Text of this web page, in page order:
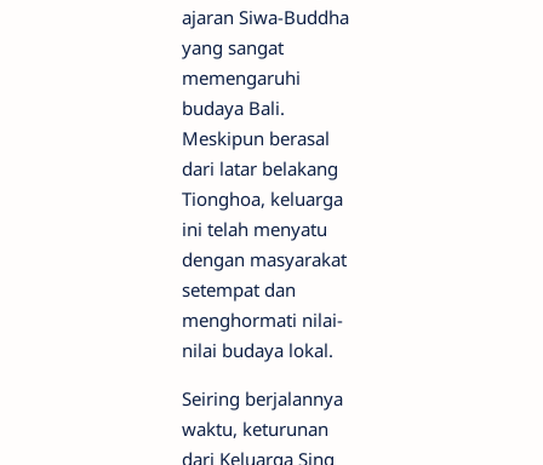
ajaran Siwa-Buddha
yang sangat
memengaruhi
budaya Bali.
Meskipun berasal
dari latar belakang
Tionghoa, keluarga
ini telah menyatu
dengan masyarakat
setempat dan
menghormati nilai-
nilai budaya lokal.
Seiring berjalannya
waktu, keturunan
dari Keluarga Sing